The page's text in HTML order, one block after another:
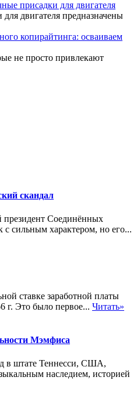
присадки для двигателя
двигателя предназначены
копирайтинга: осваиваем
не просто привлекают
скандал
Соединённых
с сильным характером, но его...
ставке заработной платы
г. Это было первое... Читать»
Мэмфиса
в штате Теннесси, США,
наследием, историей